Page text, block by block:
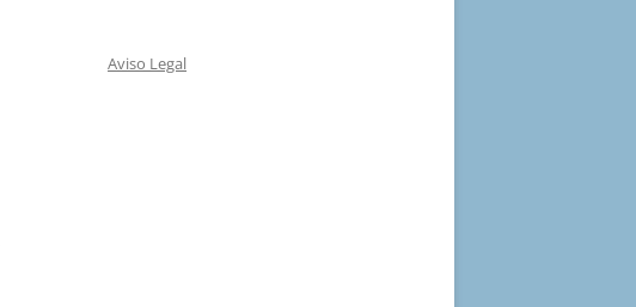
Aviso Legal